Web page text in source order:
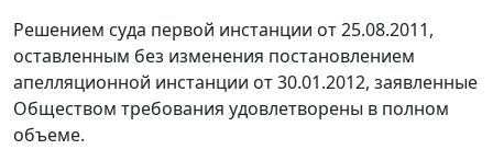
Решением суда первой инстанции от 25.08.2011,
оставленным без изменения постановлением
апелляционной инстанции от 30.01.2012, заявленные
Обществом требования удовлетворены в полном
объеме.